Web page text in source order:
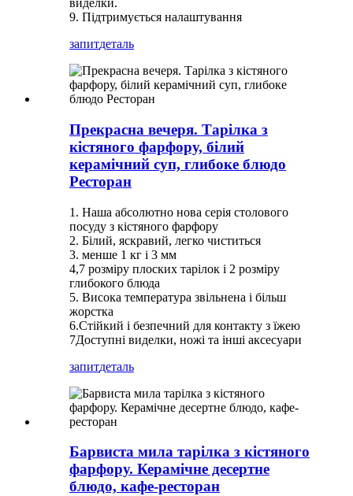
виделки.
9. Підтримується налаштування
запитдеталь
Прекрасна вечеря. Тарілка з
кістяного фарфору, білий
керамічний суп, глибоке блюдо
Ресторан
1. Наша абсолютно нова серія столового
посуду з кістяного фарфору
2. Білий, яскравий, легко чиститься
3. менше 1 кг і 3 мм
4,7 розміру плоских тарілок і 2 розміру
глибокого блюда
5. Висока температура звільнена і більш
жорстка
6.Стійкий і безпечний для контакту з їжею
7Доступні виделки, ножі та інші аксесуари
запитдеталь
Барвиста мила тарілка з кістяного
фарфору. Керамічне десертне
блюдо, кафе-ресторан